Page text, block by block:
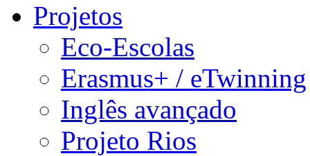
Projetos
Eco-Escolas
Erasmus+ / eTwinning
Inglês avançado
Projeto Rios